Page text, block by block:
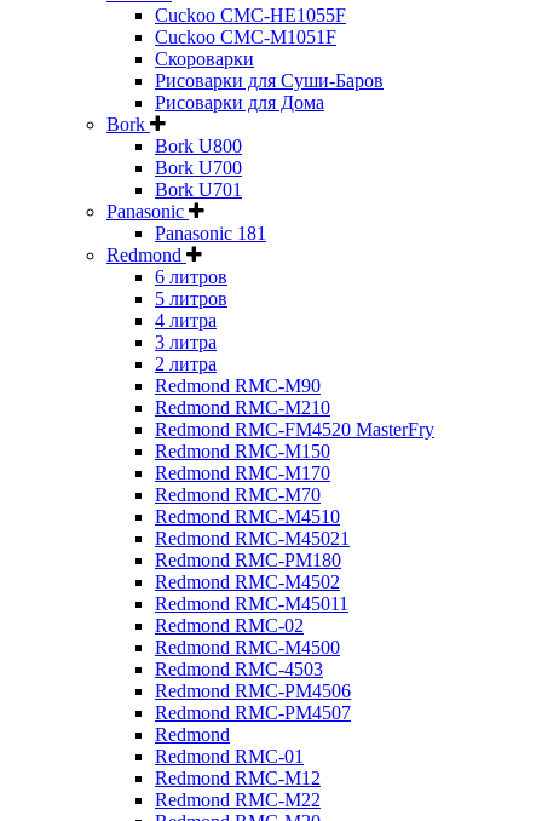
Cuckoo CMC-HE1055F
Cuckoo CMC-M1051F
Скороварки
Рисоварки для Суши-Баров
Рисоварки для Дома
Bork
Bork U800
Bork U700
Bork U701
Panasonic
Panasonic 181
Redmond
6 литров
5 литров
4 литра
3 литра
2 литра
Redmond RMC-M90
Redmond RMC-M210
Redmond RMC-FM4520 MasterFry
Redmond RMC-M150
Redmond RMC-M170
Redmond RMC-M70
Redmond RMC-M4510
Redmond RMC-M45021
Redmond RMC-PM180
Redmond RMC-M4502
Redmond RMC-M45011
Redmond RMC-02
Redmond RMC-M4500
Redmond RMC-4503
Redmond RMC-PM4506
Redmond RMC-PM4507
Redmond
Redmond RMC-01
Redmond RMC-M12
Redmond RMC-M22